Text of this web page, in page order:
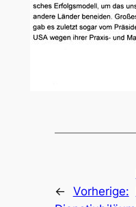
← Vorherige: